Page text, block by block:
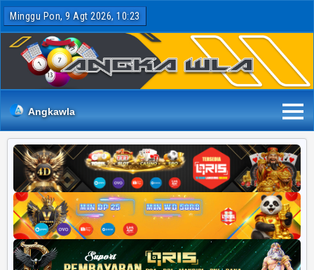
Minggu Pon, 9 Agt 2026, 10:23
Angkawla